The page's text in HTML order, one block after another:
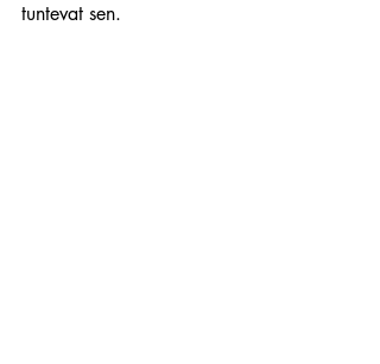
tuntevat sen.